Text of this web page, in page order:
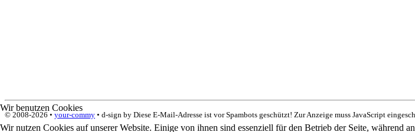
© 2008-2026 • your-commy • d-sign by Diese E-Mail-Adresse ist vor Spambots geschützt! Zur Anzeige muss JavaScript
Wir benutzen Cookies
Wir nutzen Cookies auf unserer Website. Einige von ihnen sind essenziell für den Betrieb der Seite, während